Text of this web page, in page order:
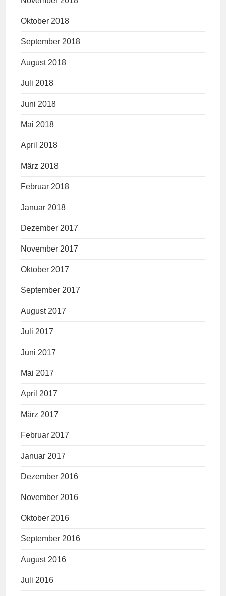
Oktober 2018
September 2018
August 2018
Juli 2018
Juni 2018
Mai 2018
April 2018
März 2018
Februar 2018
Januar 2018
Dezember 2017
November 2017
Oktober 2017
September 2017
August 2017
Juli 2017
Juni 2017
Mai 2017
April 2017
März 2017
Februar 2017
Januar 2017
Dezember 2016
November 2016
Oktober 2016
September 2016
August 2016
Juli 2016